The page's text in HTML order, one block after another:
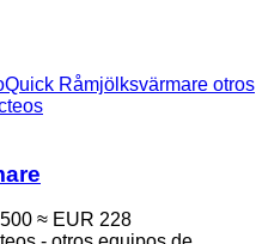
Råmjölksvärmare otros
≈ EUR 228